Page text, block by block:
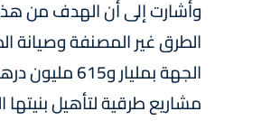
وأشارت إلى أن الهدف من
الجهة
مشاريع طرقية لتأهيل بنيتها